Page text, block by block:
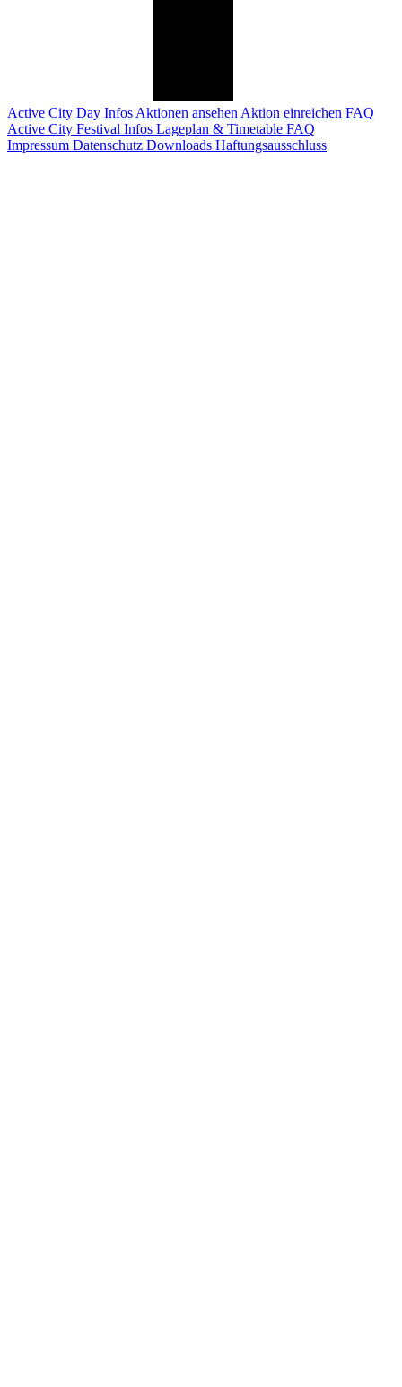
Active City Day Infos Aktionen ansehen Aktion einreichen FAQ
Active City Festival Infos Lageplan & Timetable FAQ
Impressum Datenschutz Downloads Haftungsausschluss